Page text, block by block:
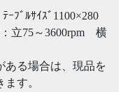
ﾌﾞﾙｻｲｽﾞ1100×280
立75～3600rpm 横
ある場合は、現品を
す。